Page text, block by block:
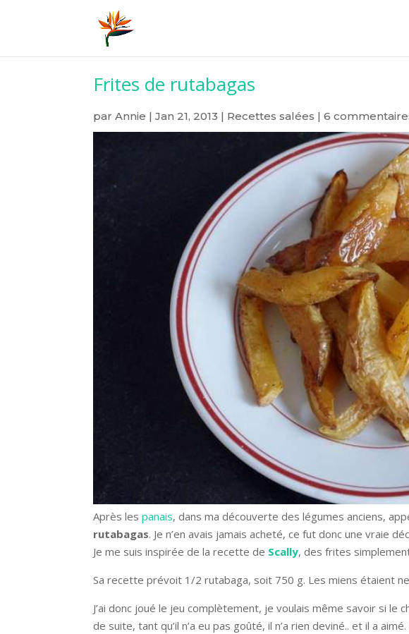
Frites de rutabagas
par Annie | Jan 21, 2013 | Recettes salées | 6
Après les panais, dans ma découverte des légumes anciens,
rutabagas. Je n’en avais jamais acheté, ce fut donc une vraie
Je me suis inspirée de la recette de Scally, des frites
Sa recette prévoit 1/2 rutabaga, soit 750 g. Les miens étaient
J’ai donc joué le jeu complètement, je voulais même savoir si le
de suite, tant qu’il n’a eu pas goûté, il n’a rien deviné.. et il a